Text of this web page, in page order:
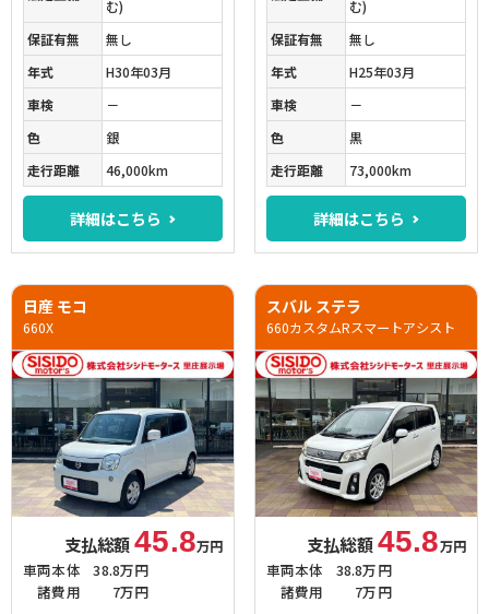
む)
保証有無
無し
年式
H30年03月
車検
－
色
銀
走行距離
46,000km
詳細はこちら
む)
保証有無
無し
年式
H25年03月
車検
－
色
黒
走行距離
73,000km
詳細はこちら
日産 モコ
660X
支払総額45.8万円
車両本体
38.8万円
諸費用
7万円
スバル ステラ
660カスタムRスマートアシスト
支払総額45.8万円
車両本体
38.8万円
諸費用
7万円